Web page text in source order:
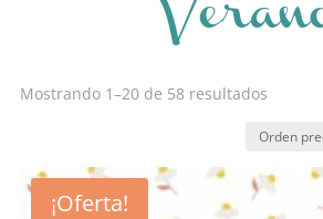
Mostrando 1–20 de 58 resultados
¡Oferta!